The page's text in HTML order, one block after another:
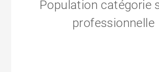
Population catégorie
professionnelle